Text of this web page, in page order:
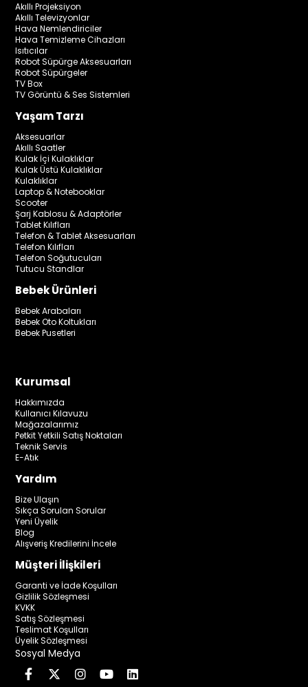
Akıllı Projeksiyon
Akıllı Televizyonlar
Hava Nemlendiriciler
Hava Temizleme Cihazları
Isıtıcılar
Robot Süpürge Aksesuarları
Robot Süpürgeler
TV Box
TV Görüntü & Ses Sistemleri
Yaşam Tarzı
Aksesuarlar
Akıllı Saatler
Kulak İçi Kulaklıklar
Kulak Üstü Kulaklıklar
Kulaklıklar
Laptop & Notebooklar
Scooter
Şarj Kablosu & Adaptörler
Tablet Kılıfları
Telefon & Tablet Aksesuarları
Telefon Kılıfları
Telefon Soğutucuları
Tutucu Standlar
Bebek Ürünleri
Bebek Arabaları
Bebek Oto Koltukları
Bebek Pusetleri
Kurumsal
Hakkımızda
Kullanıcı Kılavuzu
Mağazalarımız
Petkit Yetkili Satış Noktaları
Teknik Servis
E-Atık
Yardım
Bize Ulaşın
Sıkça Sorulan Sorular
Yeni Üyelik
Blog
Alışveriş Kredilerini İncele
Müşteri İlişkileri
Garanti ve İade Koşulları
Gizlilik Sözleşmesi
KVKK
Satış Sözleşmesi
Teslimat Koşulları
Üyelik Sözleşmesi
Sosyal Medya